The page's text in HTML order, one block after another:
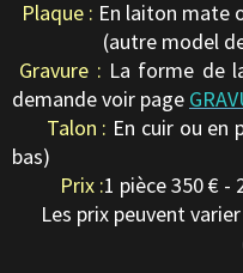
Plaque : En laiton mate
(autre model de
Gravure : La forme de
demande voir page
Talon : En cuir ou en
bas)
Prix :1 pièce 350 € -
Les prix peuvent